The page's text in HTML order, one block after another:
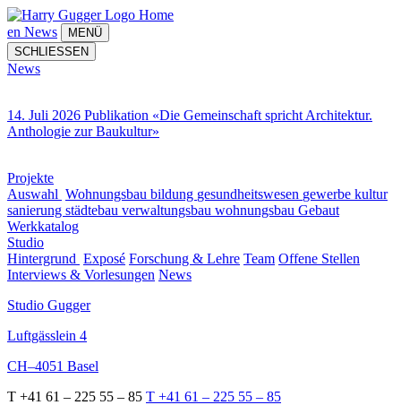
Home
en News
MENÜ
SCHLIESSEN
News
14. Juli 2026 Publikation «Die Gemeinschaft spricht Architektur.
Anthologie zur Baukultur»
Projekte
Auswahl Wohnungsbau bildung gesundheitswesen gewerbe kultur
sanierung städtebau verwaltungsbau wohnungsbau Gebaut
Werkkatalog
Studio
Hintergrund Exposé Forschung & Lehre Team Offene Stellen
Interviews & Vorlesungen News
Studio Gugger
Luftgässlein 4
CH–4051 Basel
T +41 61 – 225 55 – 85 T +41 61 – 225 55 – 85